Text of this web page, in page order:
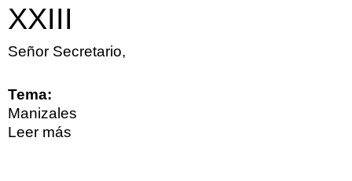
XXIII
Señor Secretario,
Tema:
Manizales
Leer más